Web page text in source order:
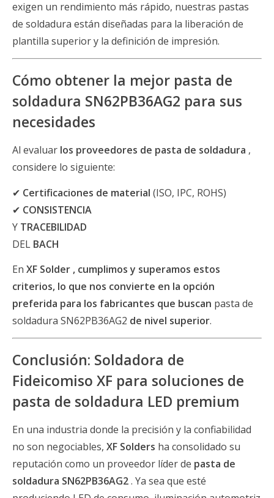
exigen un rendimiento más rápido, nuestras pastas
de soldadura están diseñadas para la liberación de
plantilla superior y la definición de impresión.
Cómo obtener la mejor pasta de
soldadura SN62PB36AG2 para sus
necesidades
Al evaluar los proveedores de pasta de soldadura ,
considere lo siguiente:
✔ Certificaciones de material (ISO, IPC, ROHS)
✔ CONSISTENCIA
Y TRACEBILIDAD
DEL BACH
En XF Solder , cumplimos y superamos estos
criterios, lo que nos convierte en la opción
preferida para los fabricantes que buscan pasta de
soldadura SN62PB36AG2 de nivel superior.
Conclusión: Soldadora de
Fideicomiso XF para soluciones de
pasta de soldadura LED premium
En una industria donde la precisión y la confiabilidad
no son negociables, XF Solders ha consolidado su
reputación como un proveedor líder de pasta de
soldadura SN62PB36AG2. Ya sea que esté